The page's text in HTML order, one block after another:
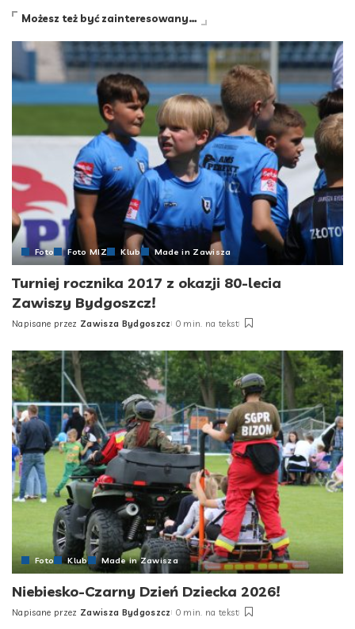
Możesz też być zainteresowany…
Foto Foto MIZ Klub Made in Zawisza
Turniej rocznika 2017 z okazji 80-lecia
Zawiszy Bydgoszcz!
Posted
Napisane przez Zawisza Bydgoszcz 0 min. na tekst
Foto Klub Made in Zawisza
Niebiesko-Czarny Dzień Dziecka 2026!
Posted
Napisane przez Zawisza Bydgoszcz 0 min. na tekst